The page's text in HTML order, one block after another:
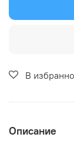
В
Описание